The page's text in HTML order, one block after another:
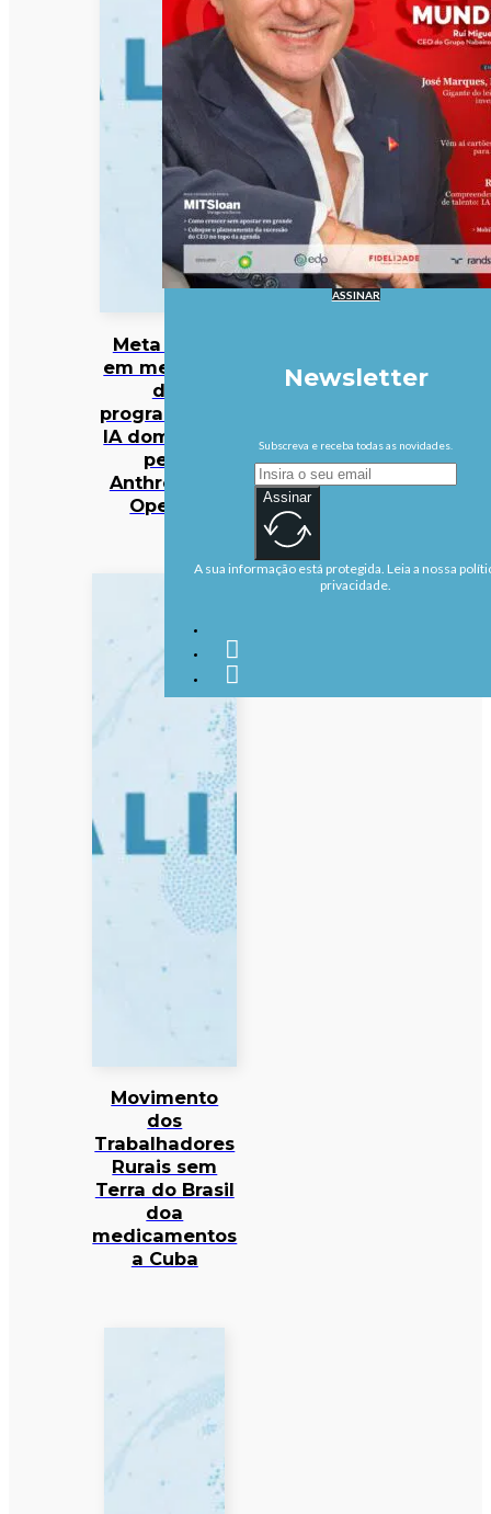
Meta entra
em mercado
da
programação
IA dominado
pela
Anthropic e
OpenAI
Movimento
dos
Trabalhadores
Rurais sem
Terra do Brasil
doa
medicamentos
a Cuba
ASSINAR
Newsletter
Subscreva e receba todas as novidades.
Assinar
A sua informação está protegida. Leia a nossa
privacidade.